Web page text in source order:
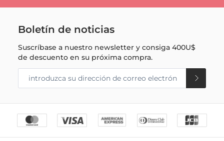
Boletín de noticias
Suscríbase a nuestro newsletter y consiga400U$
de descuento en su próxima compra.